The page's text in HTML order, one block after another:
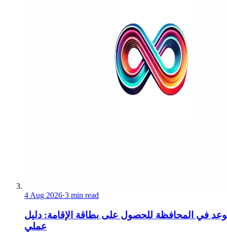
4 Aug 2026·3 min read
في المحافظة للحصول على بطاقة الإقامة: دليل
عملي